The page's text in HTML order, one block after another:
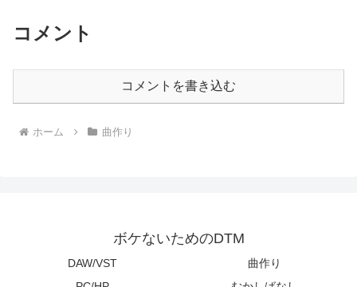
コメント
コメントを書き込む
ホーム 曲作り
ボケないためのDTM
DAW/VST
曲作り